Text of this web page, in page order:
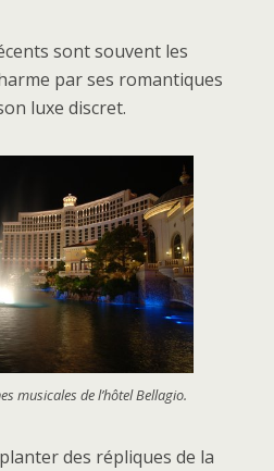
sont souvent les
par ses romantiques
luxe discret.
musicales de l’hôtel Bellagio.
des répliques de la